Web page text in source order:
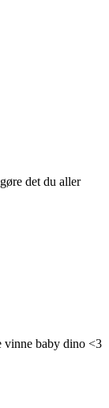
det du aller
vinne baby dino <3